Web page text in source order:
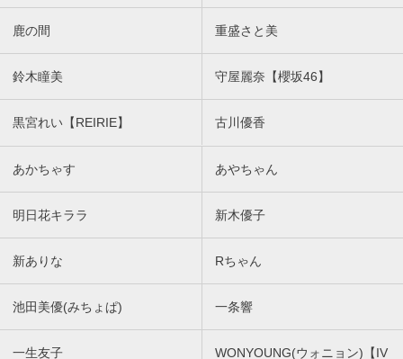
鹿の間 重盛さと美
鈴木瞳美 守屋麗奈【櫻坂46】
黒宮れい【REIRIE】 古川優香
あかちゃす あやちゃん
明日花キララ 新木優子
新ありな Rちゃん
池田美優(みちょぱ) 一条響
一生友子
WONYOUNG(ウォニョン)【IV